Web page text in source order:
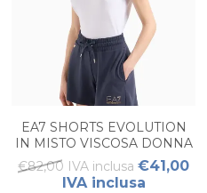
EA7 SHORTS EVOLUTION
IN MISTO VISCOSA DONNA
€82,00 IVA inclusa €41,00
IVA inclusa